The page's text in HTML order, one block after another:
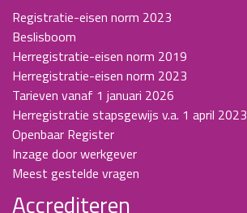
Registratie-eisen norm 2023
Beslisboom
Herregistratie-eisen norm 2019
Herregistratie-eisen norm 2023
Tarieven vanaf 1 januari 2026
Herregistratie stapsgewijs v.a. 1 april 2023
Openbaar Register
Inzage door werkgever
Meest gestelde vragen
Accrediteren